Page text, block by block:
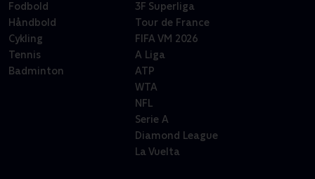
Fodbold
Håndbold
Cykling
Tennis
Badminton
3F Superliga
Tour de France
FIFA VM 2026
A Liga
ATP
WTA
NFL
Serie A
Diamond League
La Vuelta